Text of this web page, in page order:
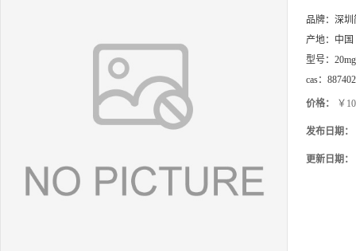
品牌： 深圳
产地： 中国
型号： 20mg
cas：
价格： ￥
发布日期：
更新日期：